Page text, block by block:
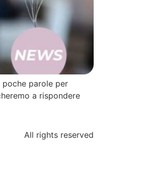
parole per
a rispondere
All rights reserved